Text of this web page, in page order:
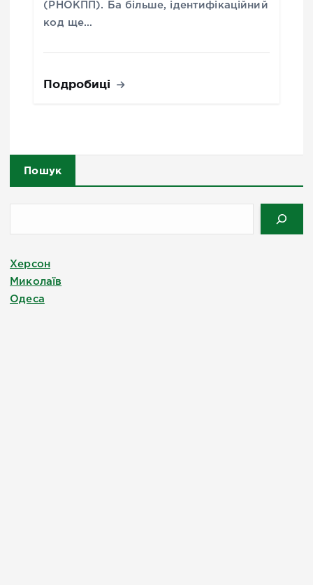
(РНОКПП). Ба більше, ідентифікаційний
код ще…
Подробиці
Пошук
Херсон
Миколаїв
Одеса